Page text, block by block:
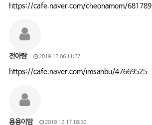
https://cafe.naver.com/cheonamom/681789
전아람 2019.12.06 11:27
https://cafe.naver.com/imsanbu/47669525
용용이맘 2019.12.17 18:50